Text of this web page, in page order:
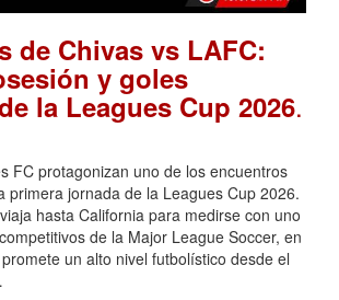
de Chivas vs LAFC:
y goles
la Leagues Cup 2026.
FC protagonizan uno de los encuentros
primera jornada de la Leagues Cup 2026.
hasta California para medirse con uno
de la Major League Soccer, en
un alto nivel futbolístico desde el